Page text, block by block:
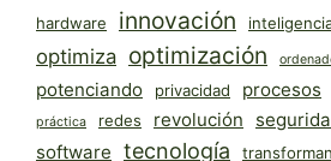
hardware innovación
optimiza optimización
potenciando privacidad procesos
práctica redes revolución
software tecnología transforman